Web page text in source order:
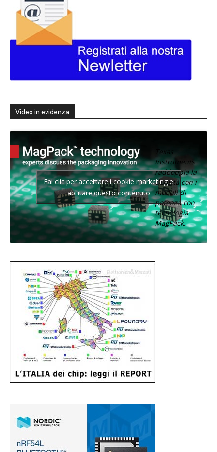
Video in evidenza
Texas
Instruments
raddoppia la
densità con i
moduli di
potenza con
tecnologia
MagPack.
Fai clic per accettare i cookie marketing e
abilitare questo contenuto